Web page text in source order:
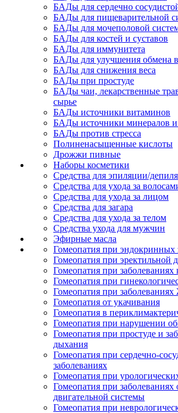
БАДы для сердечно
БАДы для пищеварительной
БАДы для мочеполовой
БАДы для костей и суставов
БАДы для иммунитета
БАДы для улучшения обмена
БАДы для снижения веса
БАДы при простуде
БАДы чаи, лекарственные
сырье
БАДы источники витаминов
БАДы источники минералов и
БАДы против стресса
Полиненасыщенные кислоты
Дрожжи пивные
Наборы косметики
Средства для эпиляции/
Средства для ухода за
Средства для ухода за лицом
Средства для загара
Средства для ухода за телом
Средства ухода для мужчин
Эфирные масла
Гомеопатия при эндокринных
Гомеопатия при эректильной
Гомеопатия при заболеваниях
Гомеопатия при
Гомеопатия при
Гомеопатия от укачивания
Гомеопатия в
Гомеопатия при нарушении
Гомеопатия при простуде и
дыхания
Гомеопатия при сердечно-
заболеваниях
Гомеопатия при
Гомеопатия при заболеваниях
двигательной системы
Гомеопатия при